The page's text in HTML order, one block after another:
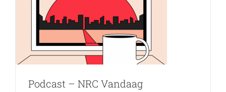
Podcast – NRC Vandaag